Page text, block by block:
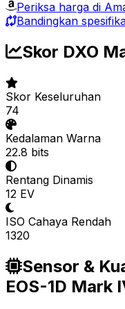
Periksa harga di
Bandingkan
Skor DXO
Skor Keseluruhan
74
Kedalaman Warna
22.8 bits
Rentang Dinamis
12 EV
ISO Cahaya Rendah
1320
Sensor &
EOS-1D Mark